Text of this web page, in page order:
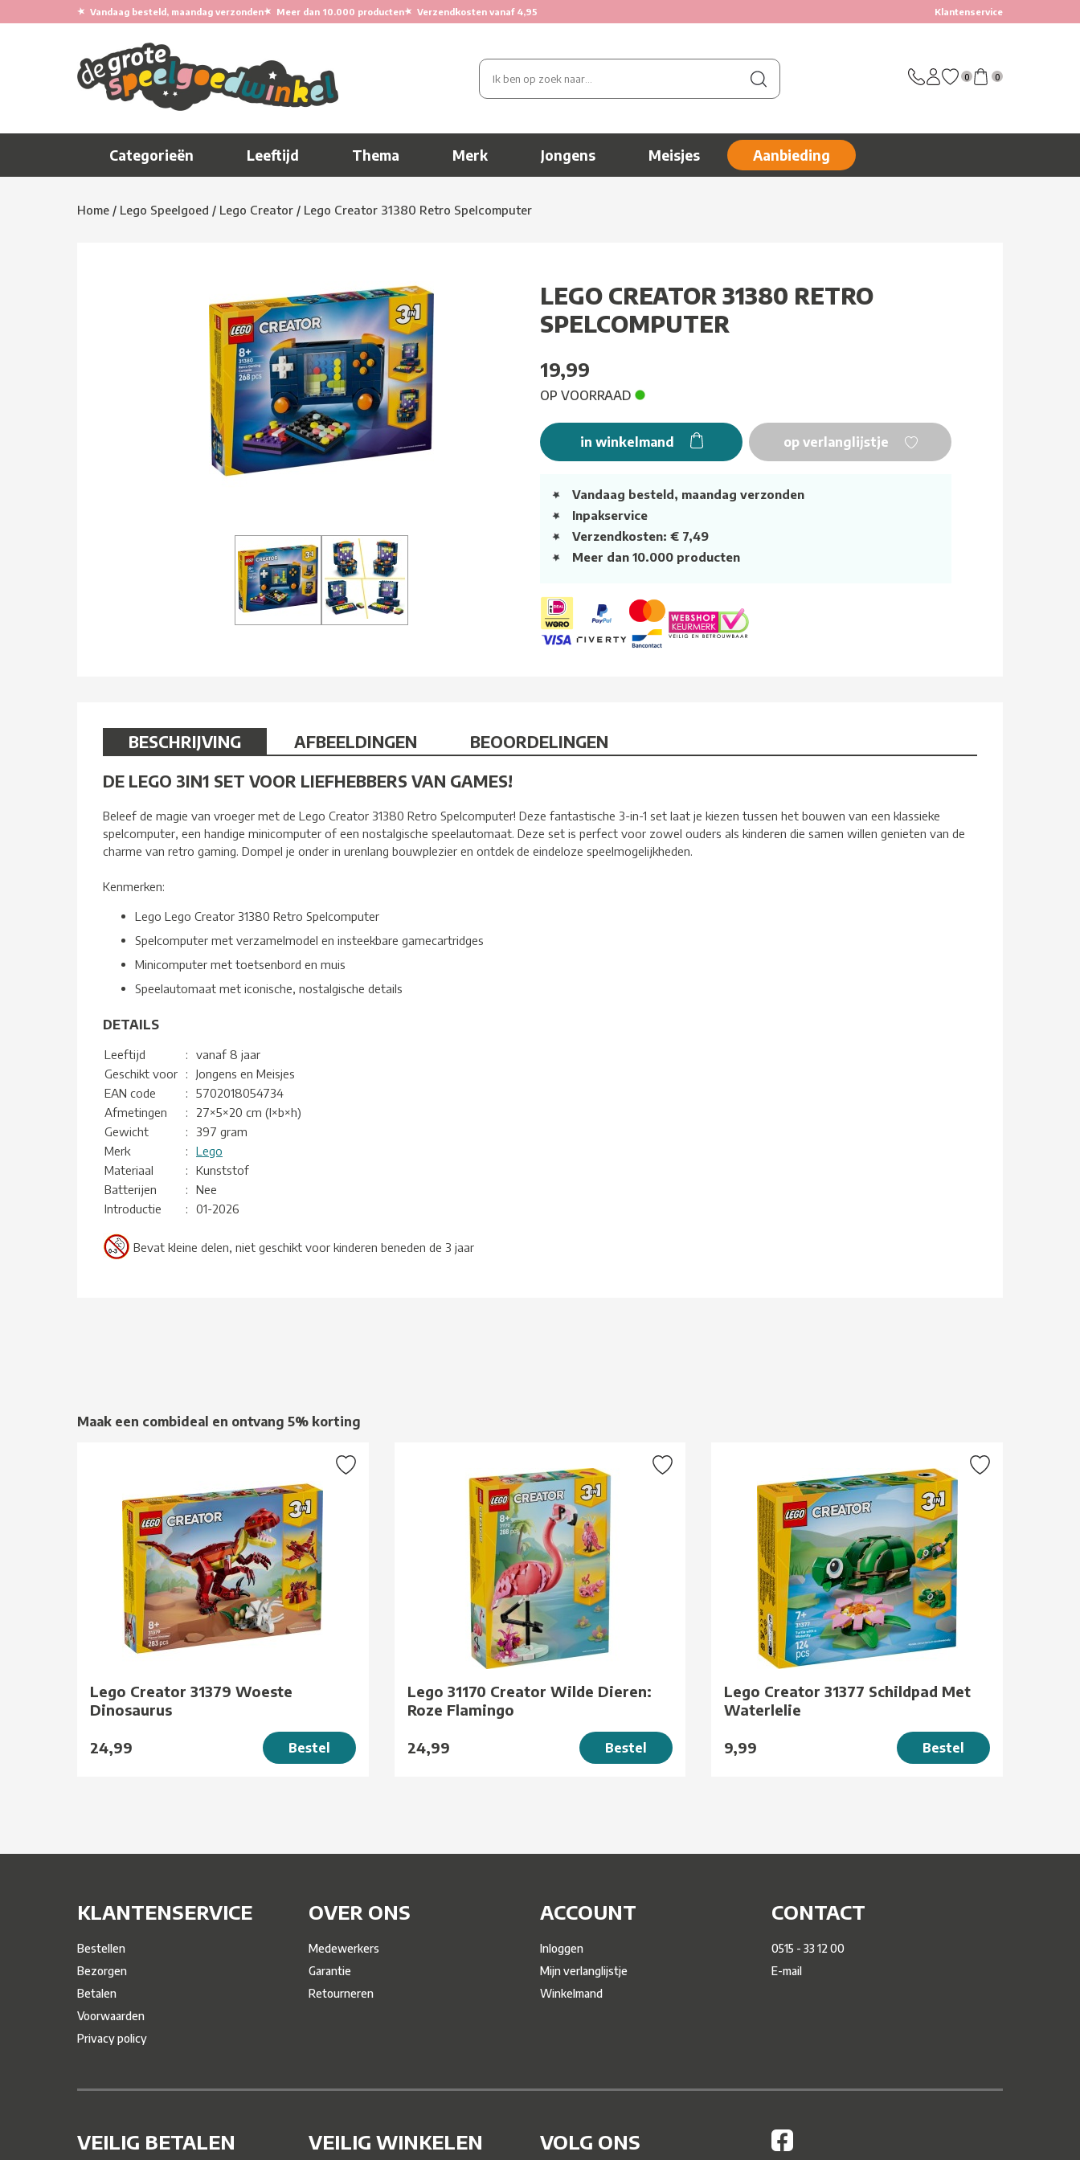
★ Vandaag besteld, maandag verzonden★ Meer dan 10.000 producten★ Verzendkosten vanaf 4,95 Klantenservice
0 0
Categorieën Leeftijd Thema Merk Jongens Meisjes Aanbieding
Home / Lego Speelgoed / Lego Creator / Lego Creator 31380 Retro Spelcomputer
LEGO CREATOR 31380 RETRO
SPELCOMPUTER
19,99
OP VOORRAAD
in winkelmand op verlanglijstje
Vandaag besteld, maandag verzonden
Inpakservice
Verzendkosten: € 7,49
Meer dan 10.000 producten
BESCHRIJVING AFBEELDINGEN
BEOORDELINGEN
DE LEGO 3IN1 SET VOOR LIEFHEBBERS VAN GAMES!
Beleef de magie van vroeger met de Lego Creator 31380 Retro Spelcomputer! Deze fantastische 3-in-1 set laat je kiezen tussen het bouwen van een klassieke
spelcomputer, een handige minicomputer of een nostalgische speelautomaat. Deze set is perfect voor zowel ouders als kinderen die samen willen genieten van de
charme van retro gaming. Dompel je onder in urenlang bouwplezier en ontdek de eindeloze speelmogelijkheden.
Kenmerken:
Lego Lego Creator 31380 Retro Spelcomputer
Spelcomputer met verzamelmodel en insteekbare gamecartridges
Minicomputer met toetsenbord en muis
Speelautomaat met iconische, nostalgische details
DETAILS
Leeftijd :
vanaf 8 jaar
Geschikt voor
:
Jongens en Meisjes
EAN code
:
5702018054734
Afmetingen
:
27×5×20 cm (l×b×h)
Gewicht
:
397 gram
Merk
:
Lego
Materiaal
:
Kunststof
Batterijen
:
Nee
Introductie
: 01-2026
Bevat kleine delen, niet geschikt voor kinderen beneden de 3 jaar
Maak een combideal en ontvang 5% korting
Lego Creator 31379 Woeste
Dinosaurus
24,99 Bestel
Lego 31170 Creator Wilde Dieren:
Roze Flamingo
24,99 Bestel
Lego Creator 31377 Schildpad Met
Waterlelie
9,99 Bestel
KLANTENSERVICE
Bestellen
Bezorgen
Betalen
Voorwaarden
Privacy policy
OVER ONS
Medewerkers
Garantie
Retourneren
ACCOUNT
Inloggen
Mijn verlanglijstje
Winkelmand
CONTACT
0515 - 33 12 00
E-mail
VEILIG BETALEN VEILIG WINKELEN VOLG ONS